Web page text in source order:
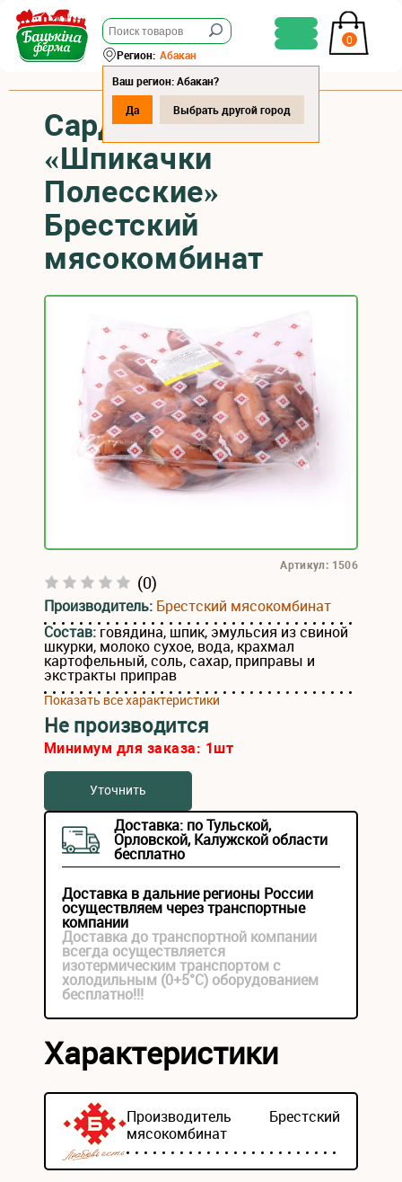
0
Регион: Абакан
Ваш регион: Абакан?
Да
Выбрать другой город
Сардельки
«Шпикачки
Полесские»
Брестский
мясокомбинат
(0)
Артикул: 1506
Производитель: Брестский мясокомбинат
Состав: говядина, шпик, эмульсия из свиной
шкурки, молоко сухое, вода, крахмал
картофельный, соль, сахар, приправы и
экстракты приправ
Показать все характеристики
Не производится
Минимум для заказа: 1шт
Уточнить
Доставка: по Тульской,
Орловской, Калужской области
бесплатно
Доставка в дальние регионы России
осуществляем через транспортные
компании
Доставка до транспортной компании
всегда осуществляется
изотермическим транспортом с
холодильным (0+5°С) оборудованием
бесплатно!!!
Характеристики
Производитель Брестский
мясокомбинат